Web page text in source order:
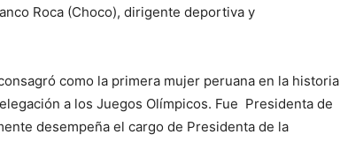
Roca (Choco), dirigente deportiva y
como la primera mujer peruana en la historia
a los Juegos Olímpicos. Fue Presidenta de
desempeña el cargo de Presidenta de la